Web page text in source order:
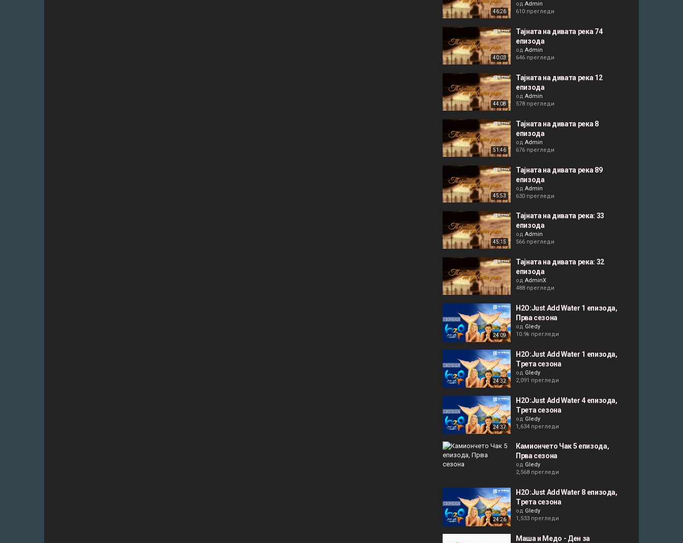
46:26
од Admin
610 прегледи
40:03
Тајната на дивата река 74
епизода
од Admin
646 прегледи
44:08
Тајната на дивата река 12
епизода
од Admin
578 прегледи
51:46
Тајната на дивата река 8
епизода
од Admin
676 прегледи
45:53
Тајната на дивата река 89
епизода
од Admin
630 прегледи
45:15
Тајната на дивата река: 33
епизода
од Admin
566 прегледи
Тајната на дивата река: 32
епизода
од AdminX
488 прегледи
24:09
H2O:Just Add Water 1 епизода,
Прва сезона
од Gledy
10.9k прегледи
24:32
H2O:Just Add Water 1 епизода,
Tрета сезона
од Gledy
2,091 прегледи
24:37
H2O:Just Add Water 4 епизода,
Tрета сезона
од Gledy
1,634 прегледи
Камиончето Чак 5 епизода,
Прва сезона
од Gledy
2,568 прегледи
24:26
H2O:Just Add Water 8 епизода,
Tрета сезона
од Gledy
1,533 прегледи
Маша и Медо - Ден за